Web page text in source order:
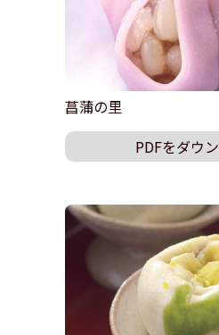
菖蒲の里
PDFをダウ